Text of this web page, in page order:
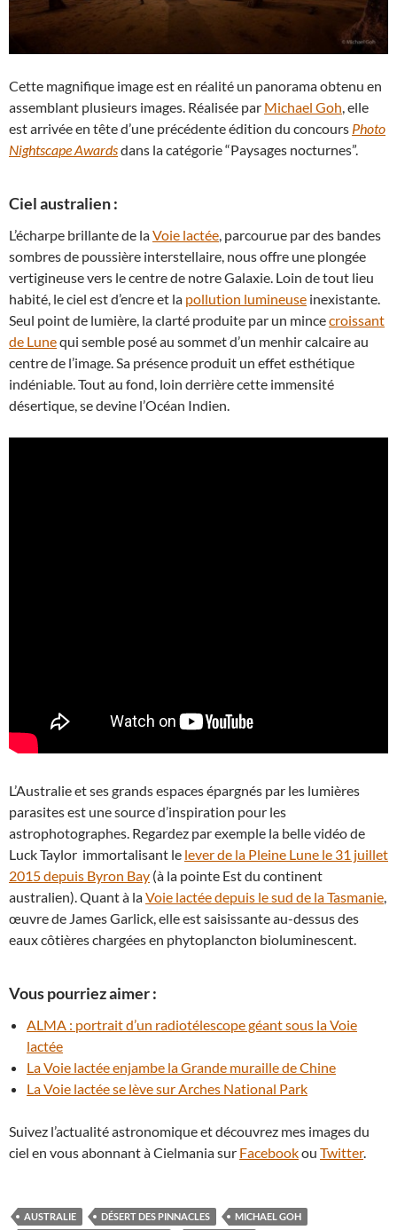
Cette magnifique image est en réalité un panorama obtenu en
assemblant plusieurs images. Réalisée par Michael Goh, elle
est arrivée en tête d’une précédente édition du concours Photo
Nightscape Awardsdans la catégorie “Paysages nocturnes”.
Ciel australien :
L’écharpe brillante de laVoie lactée, parcourue par des bandes
sombres de poussière interstellaire, nous offre une plongée
vertigineuse vers le centre de notre Galaxie. Loin de tout lieu
habité, le ciel est d’encre et la pollution lumineuse inexistante.
Seul point de lumière, la clarté produite par un mincecroissant
de Lunequi semble posé au sommet d’un menhir calcaire au
centre de l’image. Sa présence produit un effet esthétique
indéniable. Tout au fond, loin derrière cette immensité
désertique, se devine l’Océan Indien.
L’Australie et ses grands espaces épargnés par les lumières
parasites est une source d’inspiration pour les
astrophotographes. Regardez par exemple la belle vidéo de
Luck Taylor immortalisant le lever de la Pleine Lune le 31 juillet
2015 depuis Byron Bay (à la pointe Est du continent
australien). Quant à laVoie lactée depuis le sud de la Tasmanie,
œuvre de James Garlick, elle est saisissante au-dessus des
eaux côtières chargées en phytoplancton bioluminescent.
Vous pourriez aimer :
ALMA : portrait d’un radiotélescope géant sous la Voie
lactée
La Voie lactée enjambe la Grande muraille de Chine
La Voie lactée se lève sur Arches National Park
Suivez l’actualité astronomique et découvrez mes images du
ciel en vous abonnant à Cielmania sur Facebookou Twitter.
AUSTRALIE DÉSERT DES PINNACLES
MICHAEL GOH